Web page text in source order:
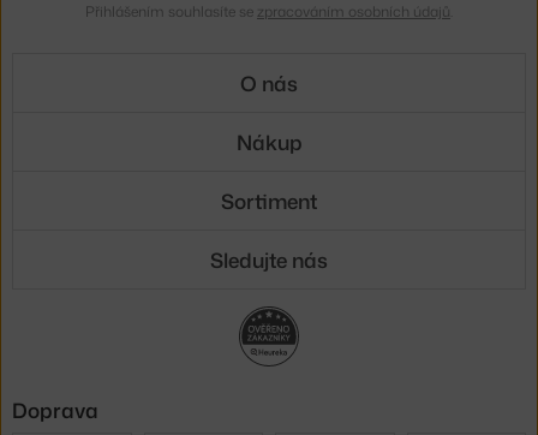
Přihlášením souhlasíte se zpracováním osobních údajů
O nás
Nákup
Sortiment
Sledujte nás
Doprava